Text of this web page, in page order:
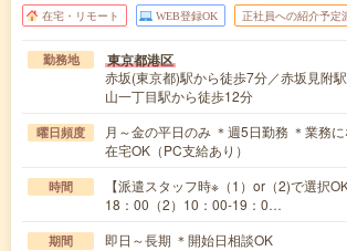
在宅・リモート WEB登録OK 正社員への紹介予定
勤務地 東京都港区
赤坂(東京都)駅から徒歩7分／赤坂見附
山一丁目駅から徒歩12分
曜日頻度
月～金の平日のみ ＊週5日勤務 ＊業務
在宅OK（PC支給あり）
時間
【派遣スタッフ時※（1）or（2)で選択
18：00（2）10：00-19：0…
期間 即日～長期 ＊開始日相談OK